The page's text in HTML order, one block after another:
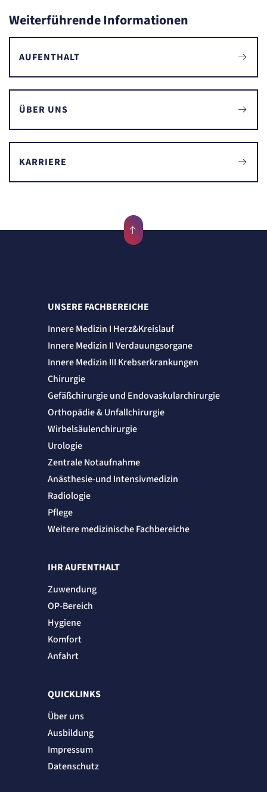
Weiterführende Informationen
AUFENTHALT
ÜBER UNS
KARRIERE
UNSERE FACHBEREICHE
Innere Medizin I Herz&Kreislauf
Innere Medizin II Verdauungsorgane
Innere Medizin III Krebserkrankungen
Chirurgie
Gefäßchirurgie und Endovaskularchirurgie
Orthopädie & Unfallchirurgie
Wirbelsäulenchirurgie
Urologie
Zentrale Notaufnahme
Anästhesie-und Intensivmedizin
Radiologie
Pflege
Weitere medizinische Fachbereiche
IHR AUFENTHALT
Zuwendung
OP-Bereich
Hygiene
Komfort
Anfahrt
QUICKLINKS
Über uns
Ausbildung
Impressum
Datenschutz